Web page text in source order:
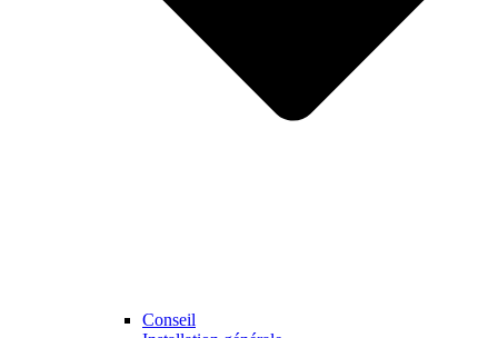
Conseil